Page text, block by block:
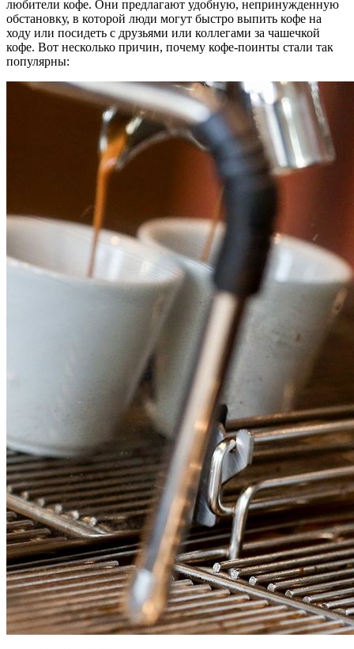
любители кофе. Они предлагают удобную, непринужденную
обстановку, в которой люди могут быстро выпить кофе на
ходу или посидеть с друзьями или коллегами за чашечкой
кофе. Вот несколько причин, почему кофе-поинты стали так
популярны: